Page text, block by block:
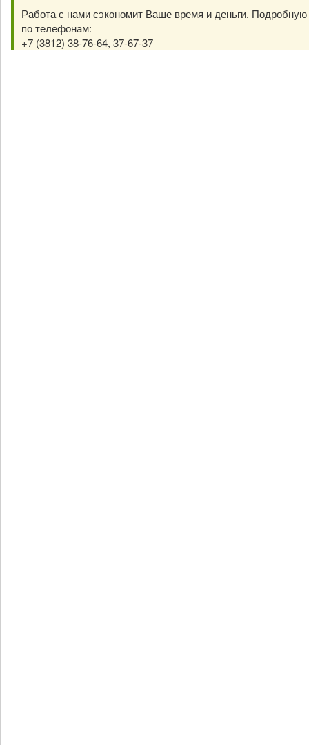
Работа с нами сэкономит Ваше время и деньги.
по телефонам:
+7 (3812) 38-76-64, 37-67-37